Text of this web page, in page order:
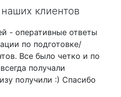
клиентов
- оперативные ответы
по подготовке/
Все было четко и по
получали
получили :) Спасибо